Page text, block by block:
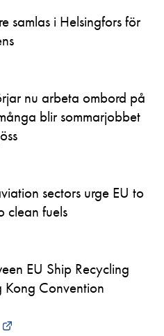
samlas i Helsingfors för
nu arbeta ombord på
blir sommarjobbet
sectors urge EU to
clean fuels
EU Ship Recycling
Convention